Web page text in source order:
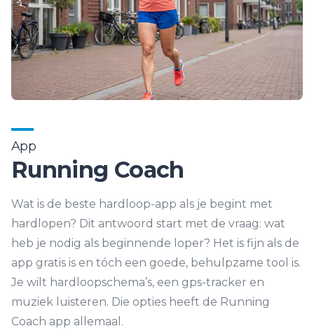
App
Running Coach
Wat is de beste hardloop-app als je begint met
hardlopen? Dit antwoord start met de vraag: wat
heb je nodig als beginnende loper? Het is fijn als de
app gratis is en tóch een goede, behulpzame tool is.
Je wilt hardloopschema’s, een gps-tracker en
muziek luisteren. Die opties heeft de Running
Coach app allemaal.